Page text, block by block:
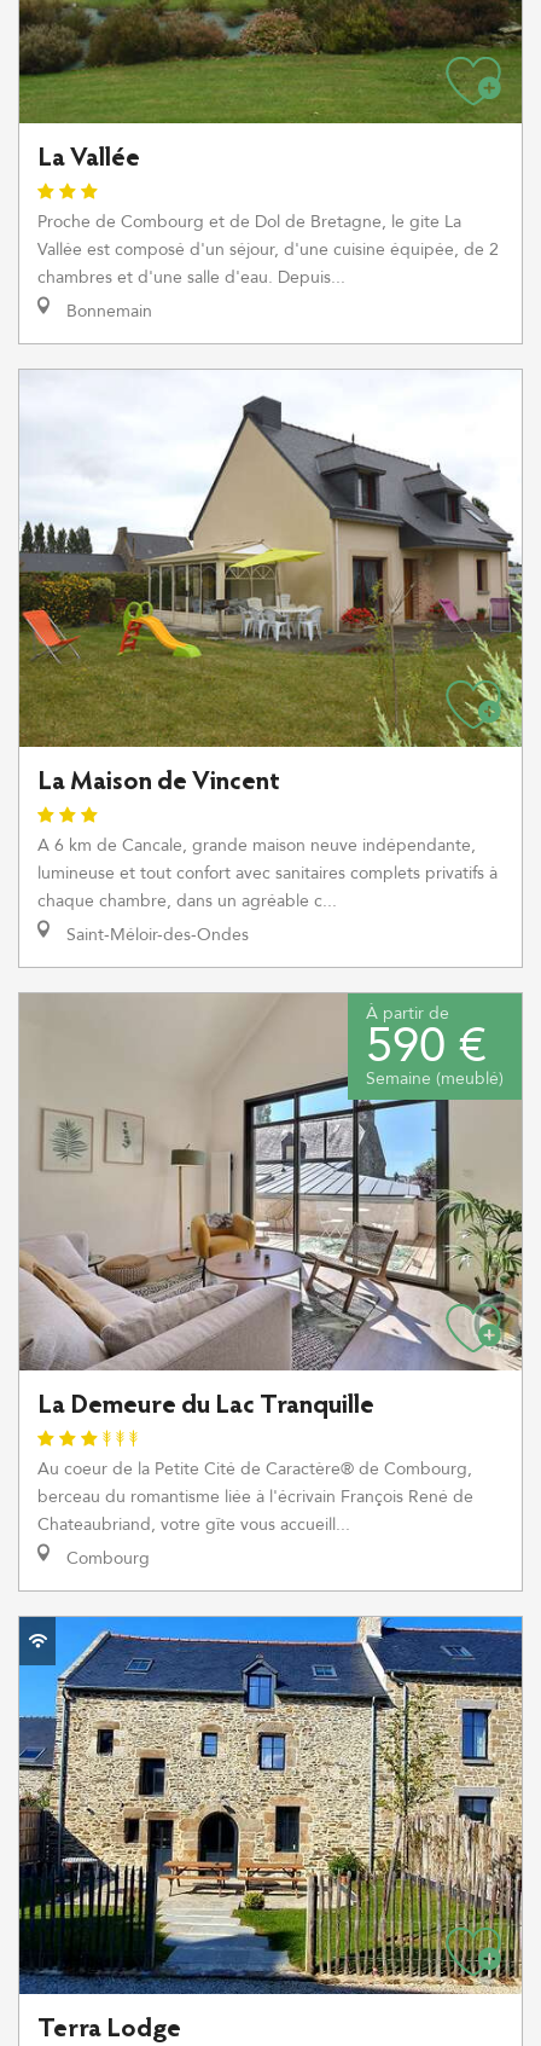
La Vallée
Proche de Combourg et de Dol de Bretagne, le gite La
Vallée est composé d'un séjour, d'une cuisine équipée, de 2
chambres et d'une salle d'eau. Depuis...
Bonnemain
La Maison de Vincent
A 6 km de Cancale, grande maison neuve indépendante,
lumineuse et tout confort avec sanitaires complets privatifs à
chaque chambre, dans un agréable c...
Saint-Méloir-des-Ondes
À partir de
590 €
Semaine (meublé)
La Demeure du Lac Tranquille
Au coeur de la Petite Cité de Caractère® de Combourg,
berceau du romantisme liée à l'écrivain François René de
Chateaubriand, votre gîte vous accueill...
Combourg
Terra Lodge